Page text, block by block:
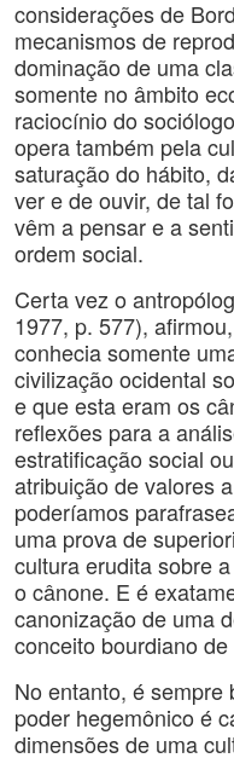
considerações de
mecanismos de
dominação de uma
somente no âmbito
raciocínio do
opera também pela
saturação do hábito,
ver e de ouvir, de tal
vêm a pensar e a
ordem social.
Certa vez o
1977, p. 577),
conhecia somente
civilização ocidental
e que esta eram os
reflexões para a
estratificação social
atribuição de valores
poderíamos
uma prova de
cultura erudita sobre
o cânone. E é
canonização de uma
conceito bourdiano
No entanto, é sempre
poder hegemônico é
dimensões de uma